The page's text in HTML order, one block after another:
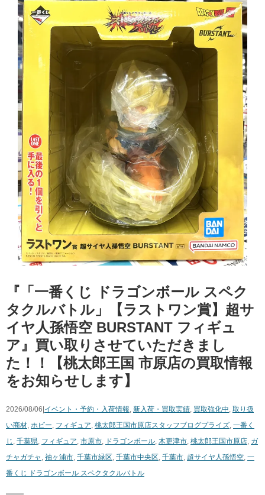
『「一番くじ ドラゴンボール スペク
タクルバトル」【ラストワン賞】超サ
イヤ人孫悟空 BURSTANT フィギュ
ア』買い取りさせていただきまし
た！！【桃太郎王国 市原店の買取情報
をお知らせします】
2026/08/06| イベント・予約・入荷情報, 新入荷・買取実績, 買取強化中, 取り扱
い商材, ホビー, フィギュア, 桃太郎王国市原店スタッフブログプライズ, 一番く
じ , 千葉県, フィギュア, 市原市, ドラゴンボール, 木更津市, 桃太郎王国市原店, ガ
チャガチャ , 袖ヶ浦市, 千葉市緑区, 千葉市中央区, 千葉市, 超サイヤ人孫悟空, 一
番くじ ドラゴンボール スペクタクルバトル